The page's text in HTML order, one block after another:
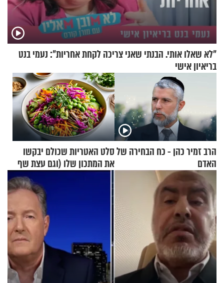
"לא שאלו אותי. הבנתי שאני צריכה לקחת אחריות": נעמי בנט
בריאיון אישי
הרב זמיר כהן - כח הבחירה של
האדם
סלט האטריות שכולם יבקשו
את המתכון שלו (וגם עצת שף
להגשת הרוטב)